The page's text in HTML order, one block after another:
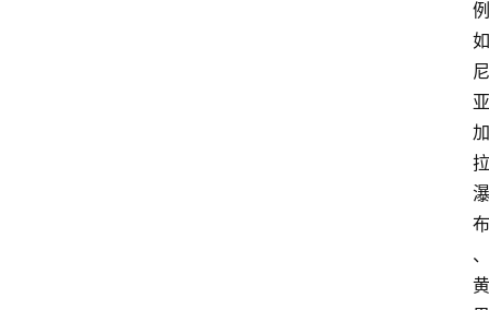
例
如
尼
亚
加
拉
瀑
布
、
黄